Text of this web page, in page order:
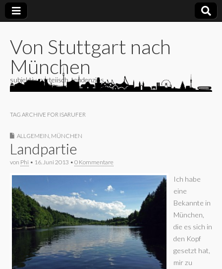
Von Stuttgart nach
München
subjektiv, parteiisch, tendenziös
TAG ARCHIVE FOR ISARUFER
ALLGEMEIN MÜNCHEN
Landpartie
von Phi • 16. Juni 2013 • 0 Kommentare
Ich habe
eine
Bekannte in
München,
die es sich in
den Kopf
gesetzt hat,
mir zu